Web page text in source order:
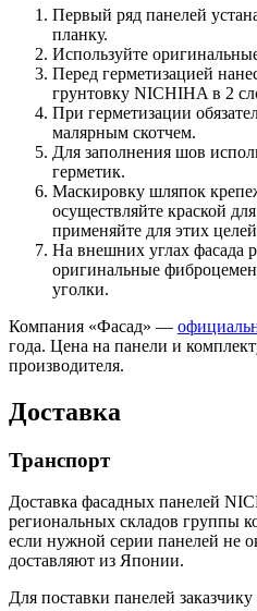
Первый ряд панелей
планку.
Используйте
Перед герметизацией
грунтовку NICHIHA в 2
При герметизации
малярным скотчем.
Для заполнения шов
герметик.
Маскировку шляпок
осуществляйте краской
применяйте для этих
На внешних углах фасада
оригинальные
уголки.
Компания «Фасад» —
года. Цена на панели и
производителя.
Доставка
Транспорт
Доставка фасадных панелей
региональных складов
если нужной серии панелей не
доставляют из Японии.
Для поставки панелей